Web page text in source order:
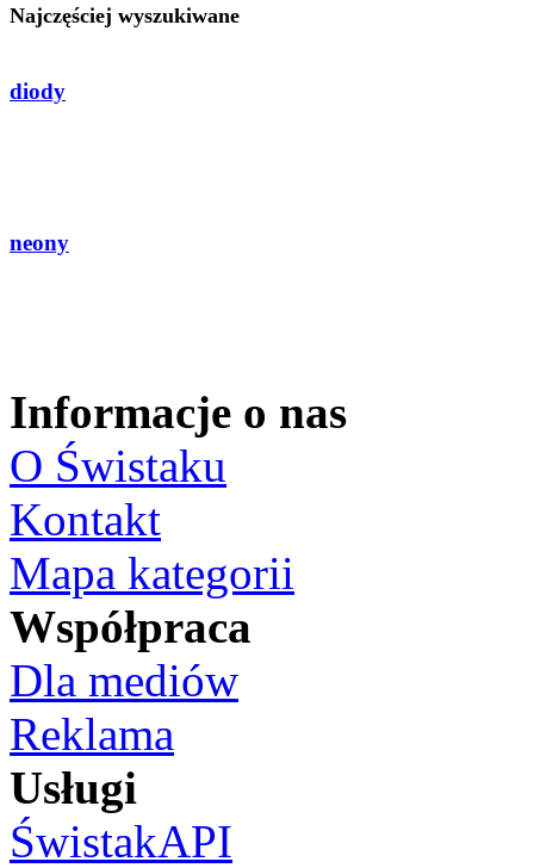
Najczęściej wyszukiwane
diody
neony
Informacje o nas
O Świstaku
Kontakt
Mapa kategorii
Współpraca
Dla mediów
Reklama
Usługi
ŚwistakAPI